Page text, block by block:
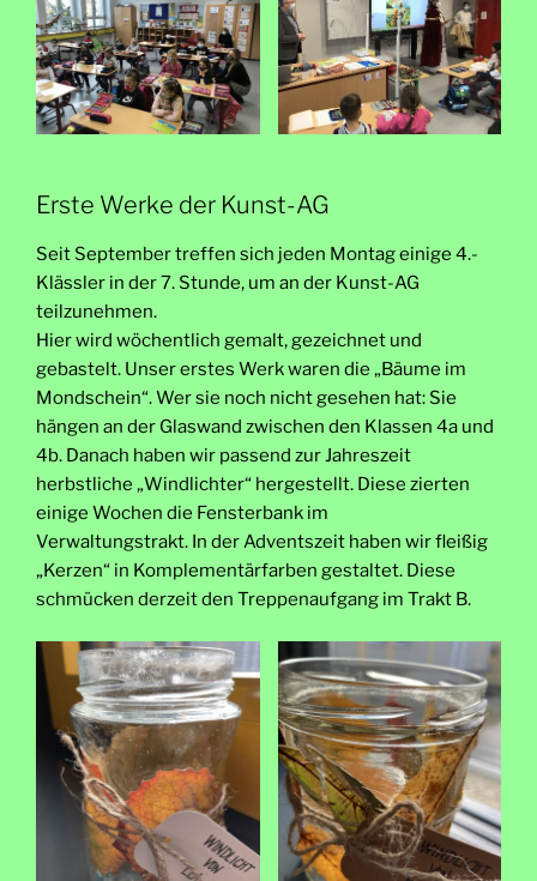
Erste Werke der Kunst-AG
Seit September treffen sich jeden Montag einige 4.-
Klässler in der 7. Stunde, um an der Kunst-AG
teilzunehmen.
Hier wird wöchentlich gemalt, gezeichnet und
gebastelt. Unser erstes Werk waren die „Bäume im
Mondschein“. Wer sie noch nicht gesehen hat: Sie
hängen an der Glaswand zwischen den Klassen 4a und
4b. Danach haben wir passend zur Jahreszeit
herbstliche „Windlichter“ hergestellt. Diese zierten
einige Wochen die Fensterbank im
Verwaltungstrakt. In der Adventszeit haben wir fleißig
„Kerzen“ in Komplementärfarben gestaltet. Diese
schmücken derzeit den Treppenaufgang im Trakt B.